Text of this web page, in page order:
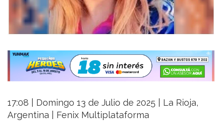
17:08 | Domingo 13 de Julio de 2025 | La Rioja,
Argentina | Fenix Multiplataforma